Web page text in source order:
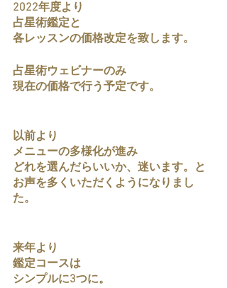
2022年度より
占星術鑑定と
各レッスンの価格改定を致します。
占星術ウェビナーのみ
現在の価格で行う予定です。
以前より
メニューの多様化が進み
どれを選んだらいいか、迷います。と
お声を多くいただくようになりまし
た。
来年より
鑑定コースは
シンプルに3つに。